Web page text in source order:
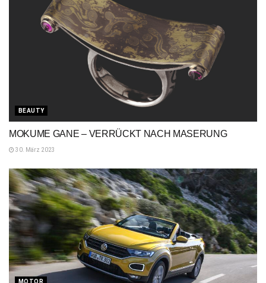
BEAUTY
MOKUME GANE – VERRÜCKT NACH MASERUNG
30. März 2023
MOTOR